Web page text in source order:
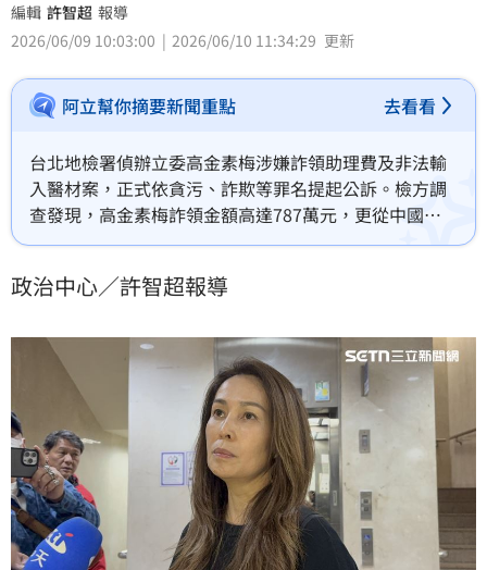
編輯 許智超 報導
2026/06/09 10:03:00
2026/06/10 11:34:29 更新
阿立幫你摘要新聞重點 去看看
台北地檢署偵辦立委高金素梅涉嫌詐領助理費及非法輸
入醫材案，正式依貪污、詐欺等罪名提起公訴。檢方調
查發現，高金素梅詐領金額高達787萬元，更從中國輸
入未經核准的快篩試劑，建請法院重判12年6個月。面
遭律師林智群痛批將貪污包裝成政治陰謀。此案涉及公
續判決結果引發外界高度關注。
政治中心／許智超報導